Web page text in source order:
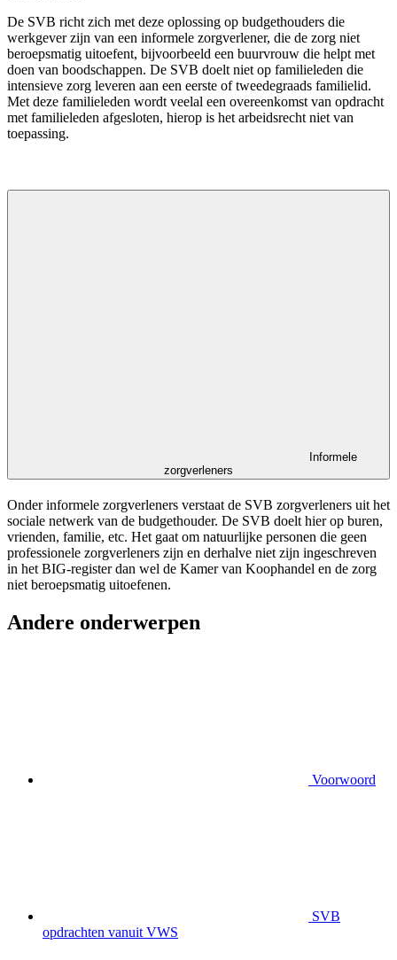
De SVB richt zich met deze oplossing op budgethouders die
werkgever zijn van een informele zorgverlener, die de zorg niet
beroepsmatig uitoefent, bijvoorbeeld een buurvrouw die helpt met
doen van boodschappen. De SVB doelt niet op familieleden die
intensieve zorg leveren aan een eerste of tweedegraads familielid.
Met deze familieleden wordt veelal een overeenkomst van opdracht
met familieleden afgesloten, hierop is het arbeidsrecht niet van
toepassing.
Informele
zorgverleners
Onder informele zorgverleners verstaat de SVB zorgverleners uit het
sociale netwerk van de budgethouder. De SVB doelt hier op buren,
vrienden, familie, etc. Het gaat om natuurlijke personen die geen
professionele zorgverleners zijn en derhalve niet zijn ingeschreven
in het BIG-register dan wel de Kamer van Koophandel en de zorg
niet beroepsmatig uitoefenen.
Andere onderwerpen
Voorwoord
SVB
opdrachten vanuit VWS